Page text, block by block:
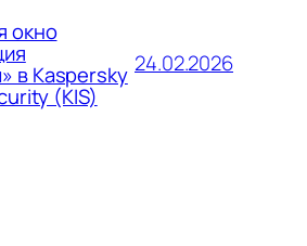
окно
в Kaspersky
(KIS)
24.02.2026